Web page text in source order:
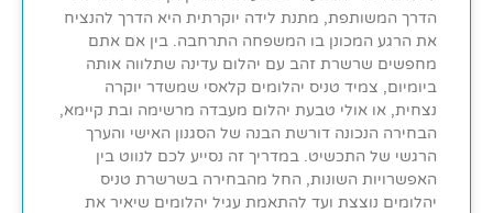
הדרך המשותפת, מתנת לידה יוקרתית היא הדרך להנציח
את הרגע המכונן בו המשפחה התרחבה. בין אם אתם
מחפשים שרשרת זהב עם יהלום עדינה שתלווה אותה
ביומיום, צמיד טניס יהלומים קלאסי שמשדר יוקרה
נצחית, או אולי טבעת יהלום מעבדה מרשימה ובת קיימא,
הבחירה הנכונה דורשת הבנה של הסגנון האישי והערך
הרגשי של התכשיט. במדריך זה נסייע לכם לנווט בין
האפשרויות השונות, החל מהבחירה בשרשרת טניס
יהלומים נוצצת ועד להתאמת עגיל יהלומים שיאיר את